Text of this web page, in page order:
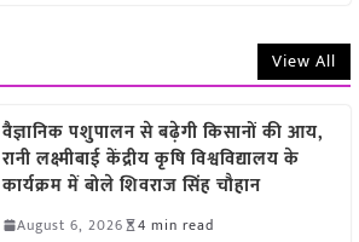
View All
वैज्ञानिक पशुपालन से बढ़ेगी किसानों की आय,
रानी लक्ष्मीबाई केंद्रीय कृषि विश्वविद्यालय के
कार्यक्रम में बोले शिवराज सिंह चौहान
August 6, 2026 4 min read